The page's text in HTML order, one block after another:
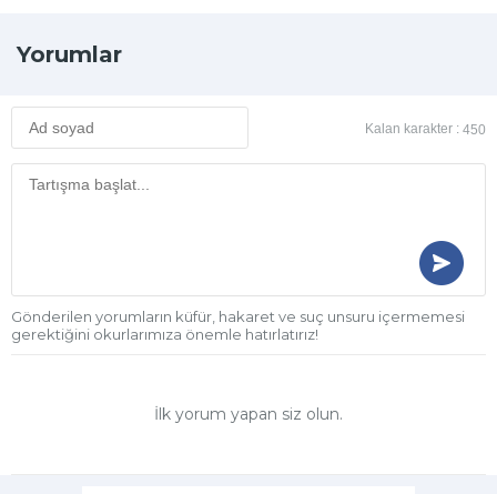
Yorumlar
Kalan karakter : 450
Gönderilen yorumların küfür, hakaret ve suç unsuru içermemesi
gerektiğini okurlarımıza önemle hatırlatırız!
İlk yorum yapan siz olun.